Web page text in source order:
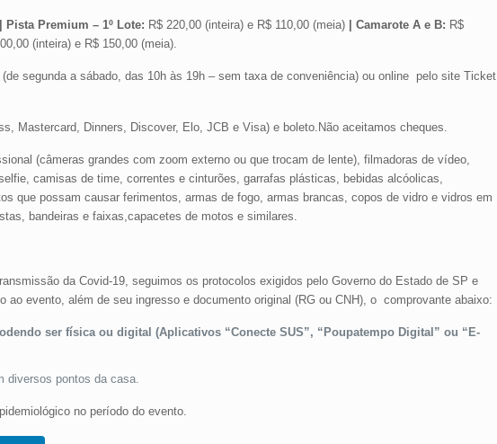
| Pista Premium – 1º Lote: R$ 220,00 (inteira) e R$ 110,00 (meia) | Camarote A e B: R$
(inteira) e R$ 150,00 (meia).
segunda a sábado, das 10h às 19h – sem taxa de conveniência) ou online pelo site Ticket
Mastercard, Dinners, Discover, Elo, JCB e Visa) e boleto.Não aceitamos cheques.
(câmeras grandes com zoom externo ou que trocam de lente), filmadoras de vídeo,
camisas de time, correntes e cinturões, garrafas plásticas, bebidas alcóolicas,
que possam causar ferimentos, armas de fogo, armas brancas, copos de vidro e vidros em
bandeiras e faixas,capacetes de motos e similares.
da Covid-19, seguimos os protocolos exigidos pelo Governo do Estado de SP e
ao evento, além de seu ingresso e documento original (RG ou CNH), o comprovante abaixo:
ser física ou digital (Aplicativos “Conecte SUS”, “Poupatempo Digital” ou “E-
diversos pontos da casa.
no período do evento.